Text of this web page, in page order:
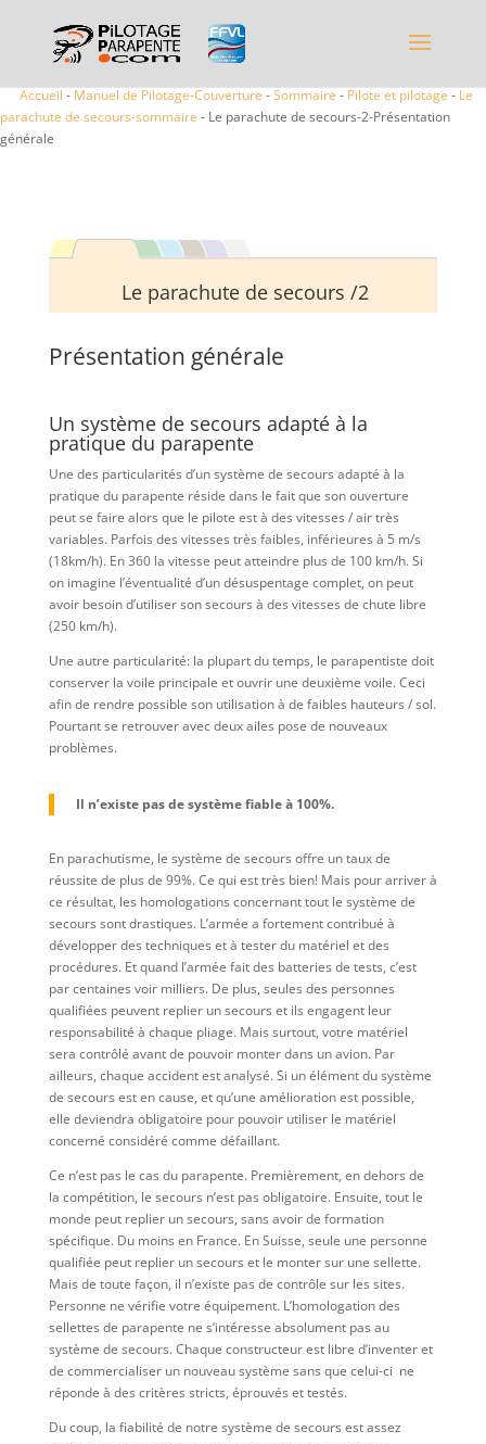
Accueil - Manuel de Pilotage-Couverture -Sommaire - Pilote et pilotage - Le
parachute de secours-sommaire - Le parachute de secours-2-Présentation
générale
Le parachute de secours /2
Présentation générale
Un système de secours adapté à la
pratique du parapente
Une des particularités d’un système de secours adapté à la
pratique du parapente réside dans le fait que son ouverture
peut se faire alors que le pilote est à des vitesses / air très
variables. Parfois des vitesses très faibles, inférieures à 5 m/s
(18km/h). En 360 la vitesse peut atteindre plus de 100 km/h. Si
on imagine l’éventualité d’un désuspentage complet, on peut
avoir besoin d’utiliser son secours à des vitesses de chute libre
(250 km/h).
Une autre particularité: la plupart du temps, le parapentiste doit
conserver la voile principale et ouvrir une deuxième voile. Ceci
afin de rendre possible son utilisation à de faibles hauteurs / sol.
Pourtant se retrouver avec deux ailes pose de nouveaux
problèmes.
Il n’existe pas de système fiable à 100%.
En parachutisme, le système de secours offre un taux de
réussite de plus de 99%. Ce qui est très bien! Mais pour arriver à
ce résultat, les homologations concernant tout le système de
secours sont drastiques. L’armée a fortement contribué à
développer des techniques et à tester du matériel et des
procédures. Et quand l’armée fait des batteries de tests, c’est
par centaines voir milliers. De plus, seules des personnes
qualifiées peuvent replier un secours et ils engagent leur
responsabilité à chaque pliage. Mais surtout, votre matériel
sera contrôlé avant de pouvoir monter dans un avion. Par
ailleurs, chaque accident est analysé. Si un élément du système
de secours est en cause, et qu’une amélioration est possible,
elle deviendra obligatoire pour pouvoir utiliser le matériel
concerné considéré comme défaillant.
Ce n’est pas le cas du parapente. Premièrement, en dehors de
la compétition, le secours n’est pas obligatoire. Ensuite, tout le
monde peut replier un secours, sans avoir de formation
spécifique. Du moins en France. En Suisse, seule une personne
qualifiée peut replier un secours et le monter sur une sellette.
Mais de toute façon, il n’existe pas de contrôle sur les sites.
Personne ne vérifie votre équipement. L’homologation des
sellettes de parapente ne s’intéresse absolument pas au
système de secours. Chaque constructeur est libre d’inventer et
de commercialiser un nouveau système sans que celui-ci ne
réponde à des critères stricts, éprouvés et testés.
Du coup, la fiabilité de notre système de secours est assez